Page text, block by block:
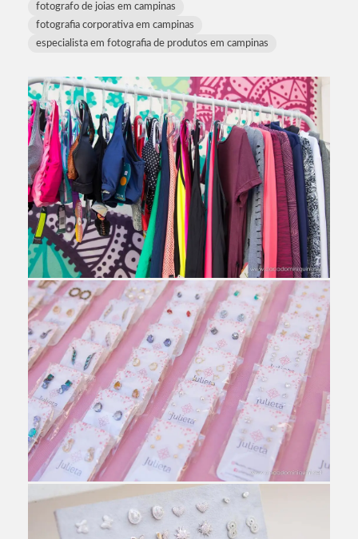
fotografo de joias em campinas
fotografia corporativa em campinas
especialista em fotografia de produtos em campinas